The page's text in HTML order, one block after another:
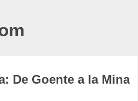
De Goente a la Mina